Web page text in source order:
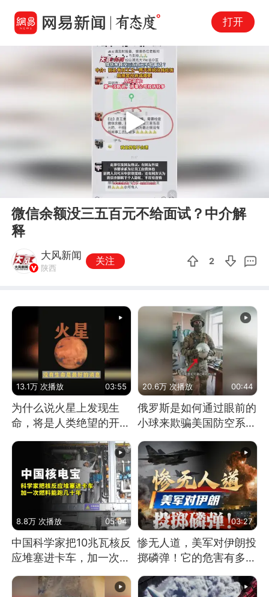
打开
00:16
Play
微信余额没三五百元不给面试？中介解
释
大风新闻
陕西
关注 2
13.1万 次播放 03:55
为什么说火星上发现生
命，将是人类绝望的开
始？
20.6万 次播放 00:44
俄罗斯是如何通过眼前的
小球来欺骗美国防空系统
的
8.8万 次播放 05:04
中国科学家把10兆瓦核反
应堆塞进卡车，加一次燃
03:27
惨无人道，美军对伊朗投
掷磷弹！它的危害有多